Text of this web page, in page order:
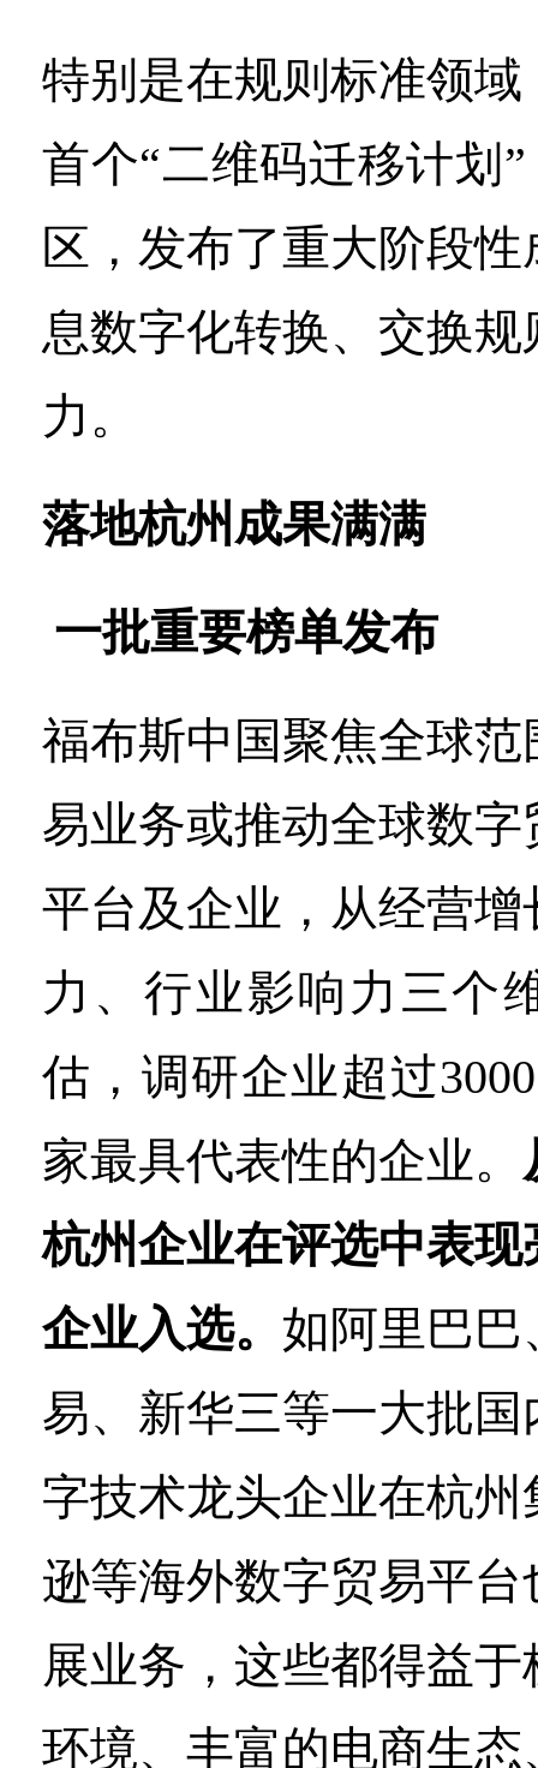
特别是在规则标准领
首个“二维码迁移计划
区，发布了重大阶段
息数字化转换、交换
力。
落地杭州成果满满
一批重要榜单发布
福布斯中国聚焦全球
易业务或推动全球数
平台及企业，从经营
力、行业影响力三个
估，调研企业超过
家最具代表性的企业。
杭州企业在评选中表现
企业入选。 如阿里巴
易、新华三等一大批
字技术龙头企业在杭
逊等海外数字贸易平
展业务，这些都得益
环境、丰富的电商生